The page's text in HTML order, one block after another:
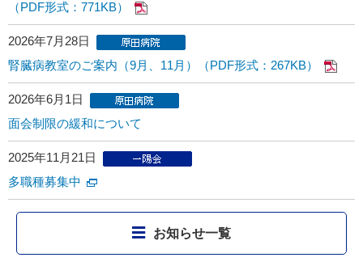
（PDF形式：771KB）
2026年7月28日
腎臓病教室のご案内（9月、11月）（PDF形式：267KB）
2026年6月1日
面会制限の緩和について
2025年11月21日
多職種募集中
お知らせ一覧